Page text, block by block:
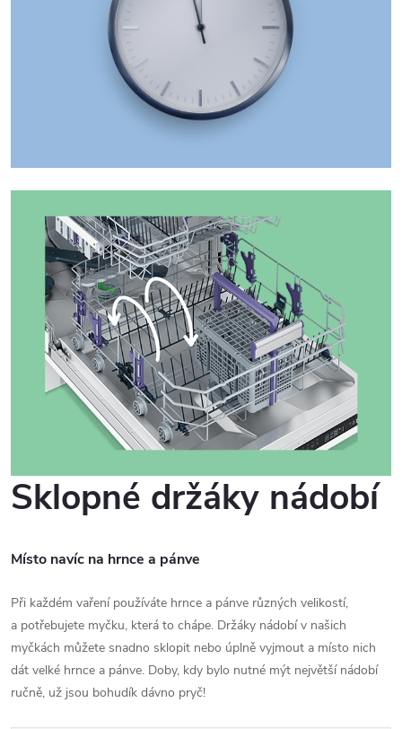
Sklopné držáky nádobí
Místo navíc na hrnce a pánve
Při každém vaření používáte hrnce a pánve různých velikostí,
a potřebujete myčku, která to chápe. Držáky nádobí v našich
myčkách můžete snadno sklopit nebo úplně vyjmout a místo nich
dát velké hrnce a pánve. Doby, kdy bylo nutné mýt největší nádobí
ručně, už jsou bohudík dávno pryč!